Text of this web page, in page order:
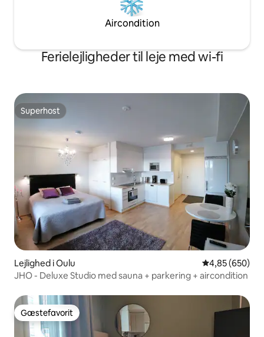
Aircondition
Ferielejligheder til leje med wi-fi
Superhost
Superhost
Lejlighed i Oulu 4,85 ud af 5 i
4,85 (650)
JHO - Deluxe Studio med sauna + parkering + aircondition
Gæstefavorit
Gæstefavorit